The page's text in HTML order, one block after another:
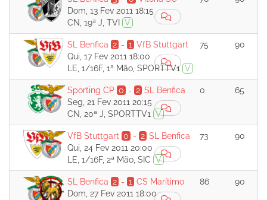
Dom, 13 Fev 2011 18:15
CN, 19ª J, TVI
V
SL Benfica 2- 1 VfB Stuttgart
Qui, 17 Fev 2011 18:00
LE, 1/16F, 1ª Mão, SPORTTV1 V
75 90
Sporting CP 0 - 2 SL Benfica
Seg, 21 Fev 2011 20:15
CN, 20ª J, SPORTTV1
V
0 65
VfB Stuttgart 0 - 2 SL Benfica
Qui, 24 Fev 2011 20:00
LE, 1/16F, 2ª Mão, SIC V
73 90
SL Benfica 2- 1 CS Marítimo
Dom, 27 Fev 2011 18:00
86 90